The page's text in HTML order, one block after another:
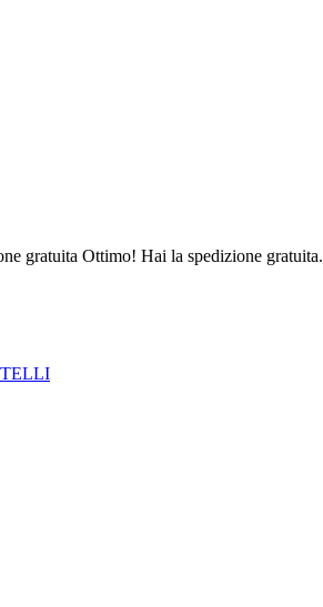
gratuita Ottimo! Hai la spedizione gratuita.